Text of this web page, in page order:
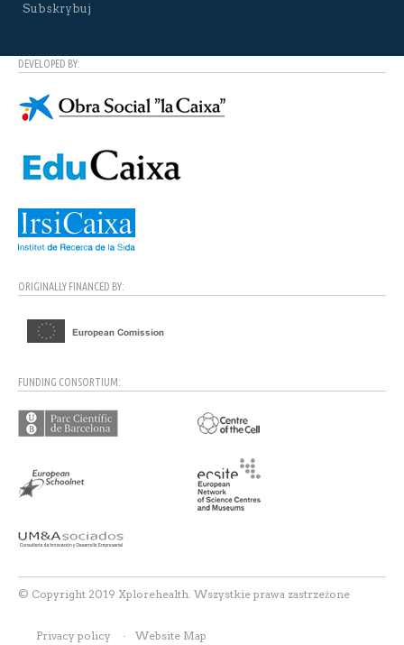
Subskrybuj
DEVELOPED BY:
ORIGINALLY FINANCED BY:
FUNDING CONSORTIUM:
© Copyright 2019 Xplorehealth. Wszystkie prawa zastrzeżone
Privacy policy Website Map